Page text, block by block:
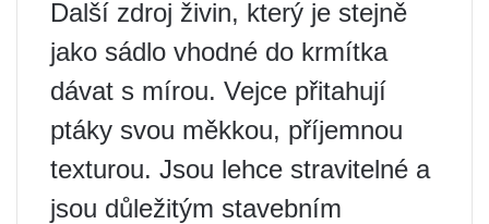
Další zdroj živin, který je stejně
jako sádlo vhodné do krmítka
dávat s mírou. Vejce přitahují
ptáky svou měkkou, příjemnou
texturou. Jsou lehce stravitelné a
jsou důležitým stavebním